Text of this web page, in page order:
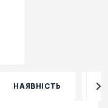
НАЯВНІСТЬ